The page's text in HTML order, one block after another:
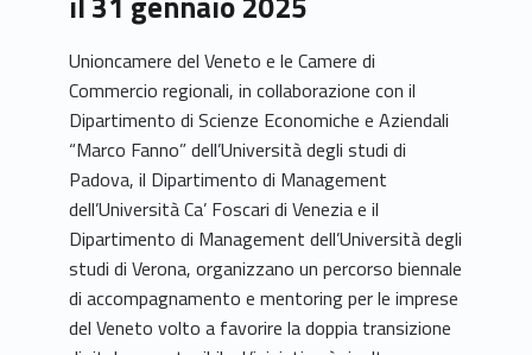
Unioncamere del Veneto e le Camere di
Commercio regionali, in collaborazione con il
Dipartimento di Scienze Economiche e Aziendali
“Marco Fanno” dell’Università degli studi di
Padova, il Dipartimento di Management
dell’Università Ca’ Foscari di Venezia e il
Dipartimento di Management dell’Università degli
studi di Verona, organizzano un percorso biennale
di accompagnamento e mentoring per le imprese
del Veneto volto a favorire la doppia transizione